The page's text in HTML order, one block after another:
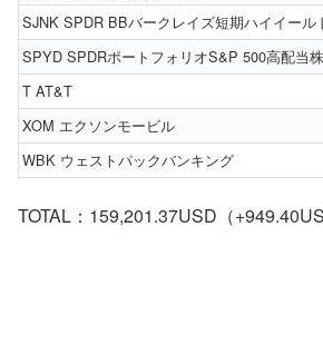
SJNK SPDR BBバークレイズ短期ハイイール
SPYD SPDRポートフォリオS&P 500高配当
T AT&T
XOM エクソンモービル
WBK ウェストパックバンキング
TOTAL：159,201.37USD（